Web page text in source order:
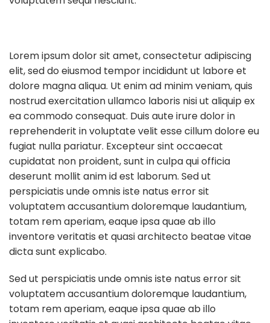
Lorem ipsum dolor sit amet, consectetur adipiscing
elit, sed do eiusmod tempor incididunt ut labore et
dolore magna aliqua. Ut enim ad minim veniam, quis
nostrud exercitation ullamco laboris nisi ut aliquip ex
ea commodo consequat. Duis aute irure dolor in
reprehenderit in voluptate velit esse cillum dolore eu
fugiat nulla pariatur. Excepteur sint occaecat
cupidatat non proident, sunt in culpa qui officia
deserunt mollit anim id est laborum. Sed ut
perspiciatis unde omnis iste natus error sit
voluptatem accusantium doloremque laudantium,
totam rem aperiam, eaque ipsa quae ab illo
inventore veritatis et quasi architecto beatae vitae
dicta sunt explicabo.
Sed ut perspiciatis unde omnis iste natus error sit
voluptatem accusantium doloremque laudantium,
totam rem aperiam, eaque ipsa quae ab illo